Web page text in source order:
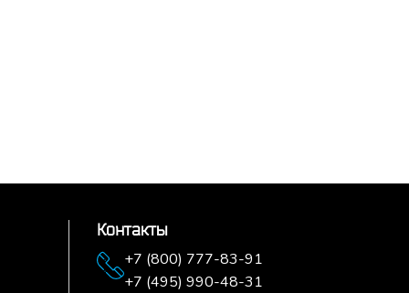
Контакты
+7 (800) 777-83-91
+7 (495) 990-48-31